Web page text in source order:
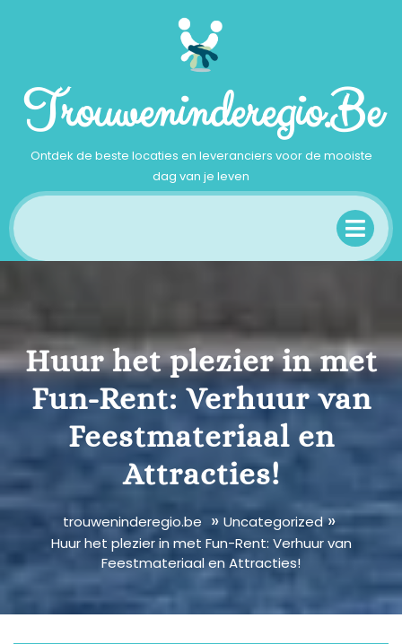
Trouweninderegio.be
Ontdek de beste locaties en leveranciers voor de mooiste
dag van je leven
Huur het plezier in met
Fun-Rent: Verhuur van
Feestmateriaal en
Attracties!
trouweninderegio.be » Uncategorized»
Huur het plezier in met Fun-Rent: Verhuur van
Feestmateriaal en Attracties!